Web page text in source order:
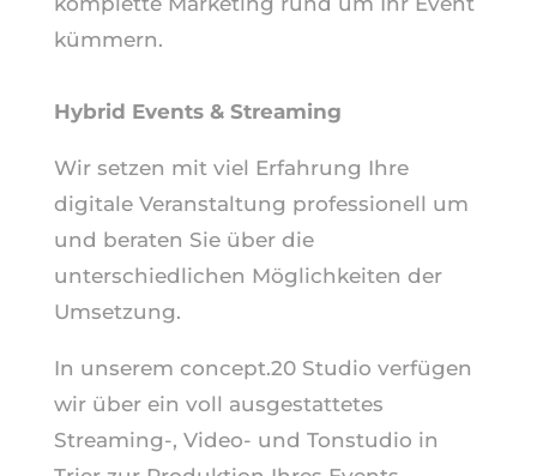
kümmern.
Hybrid Events & Streaming
Wir setzen mit viel Erfahrung Ihre
digitale Veranstaltung professionell um
und beraten Sie über die
unterschiedlichen Möglichkeiten der
Umsetzung.
In unserem concept.20 Studio verfügen
wir über ein voll ausgestattetes
Streaming-, Video- und Tonstudio in